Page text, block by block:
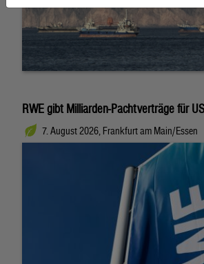
RWE gibt Milliarden-Pachtverträge für
7. August 2026, Frankfurt am Main/Essen